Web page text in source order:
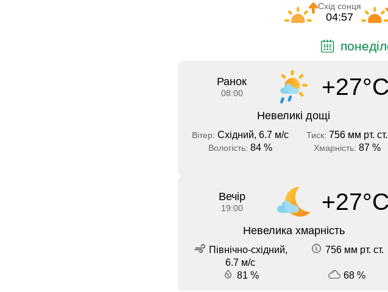
Схід сонця
04:57
Ранок
08:00 +27°C
Невеликі дощі
Вітер: Східний, 6.7 м/с Тиск: 756 мм рт. ст.
Вологість: 84 % Хмарність: 87 %
Вечір
19:00 +27°C
Невелика хмарність
Північно-східний,
6.7 м/с
756 мм рт. ст.
81 % 68 %